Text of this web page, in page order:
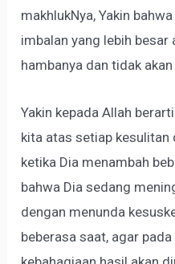
makhlukNya, Yakin
imbalan yang lebih
hambanya dan tidak
Yakin kepada Allah
kita atas setiap kesulitan
ketika Dia menambah
bahwa Dia sedang
dengan menunda
beberasa saat, agar